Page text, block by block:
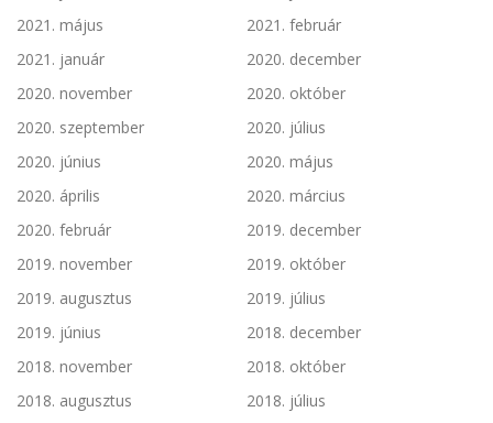
2021. május
2021. február
2021. január
2020. december
2020. november
2020. október
2020. szeptember
2020. július
2020. június
2020. május
2020. április
2020. március
2020. február
2019. december
2019. november
2019. október
2019. augusztus
2019. július
2019. június
2018. december
2018. november
2018. október
2018. augusztus
2018. július